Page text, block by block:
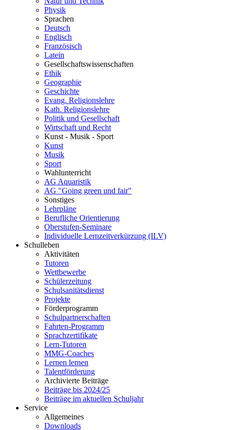
Physik
Sprachen
Deutsch
Englisch
Französisch
Latein
Gesellschaftswissenschaften
Ethik
Geographie
Geschichte
Evang. Religionslehre
Kath. Religionslehre
Politik und Gesellschaft
Wirtschaft und Recht
Kunst - Musik - Sport
Kunst
Musik
Sport
Wahlunterricht
AG Aquaristik
AG "Going green und fair"
Sonstiges
Lehrpläne
Berufliche Orientierung
Oberstufen-Seminare
Individuelle Lernzeitverkürzung (ILV)
Schulleben
Aktivitäten
Tutoren
Wettbewerbe
Schülerzeitung
Schulsanitätsdienst
Projekte
Förderprogramm
Schulpartnerschaften
Fahrten-Programm
Sprachzertifikate
Lern-Tutoren
MMG-Coaches
Lernen lernen
Talentförderung
Archivierte Beiträge
Beiträge bis 2024/25
Beiträge im aktuellen Schuljahr
Service
Allgemeines
Downloads